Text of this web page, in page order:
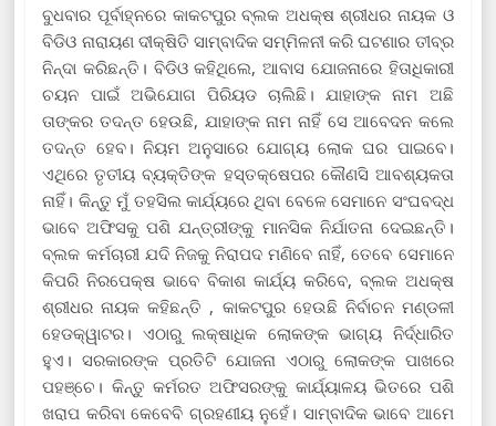
ବୁଧବାର ପୂର୍ବାହ୍ନରେ କାକଟପୁର ବ୍ଲକ ଅଧକ୍ଷ ଶ୍ରୀଧର ନାୟକ ଓ
ବିଡିଓ ନାରାୟଣ ଦୀକ୍ଷିତି ସାମ୍ବାଦିକ ସମ୍ମିଳନୀ କରି ଘଟଣାର ତୀବ୍ର
ନିନ୍ଦା କରିଛନ୍ତି। ବିଡିଓ କହିଥିଲେ, ଆବାସ ଯୋଜନାରେ ହିତାଧିକାରୀ
ଚୟନ ପାଇଁ ଅଭିଯୋଗ ପିରିୟଡ ଚାଲିଛି। ଯାହାଙ୍କ ନାମ ଅଛି
ତାଙ୍କର ତଦନ୍ତ ହେଉଛି, ଯାହାଙ୍କ ନାମ ନାହିଁ ସେ ଆବେଦନ କଲେ
ତଦନ୍ତ ହେବ। ନିୟମ ଅନୁସାରେ ଯୋଗ୍ୟ ଲୋକ ଘର ପାଇବେ।
ଏଥିରେ ତୃତୀୟ ବ୍ୟକ୍ତିଙ୍କ ହସ୍ତକ୍ଷେପର କୌଣସି ଆବଶ୍ୟକତା
ନାହିଁ। କିନ୍ତୁ ମୁଁ ତହସିଲ କାର୍ଯ୍ୟରେ ଥିବା ବେଳେ ସେମାନେ ସଂଘବଦ୍ଧ
ଭାବେ ଅଫିସକୁ ପଶି ଯନ୍ତ୍ରୀଙ୍କୁ ମାନସିକ ନିର୍ଯାତନା ଦେଇଛନ୍ତି।
ବ୍ଲକ କର୍ମଚାରୀ ଯଦି ନିଜକୁ ନିରାପଦ ମଣିବେ ନାହିଁ, ତେବେ ସେମାନେ
କିପରି ନିରପେକ୍ଷ ଭାବେ ବିକାଶ କାର୍ଯ୍ୟ କରିବେ, ବ୍ଲକ ଅଧକ୍ଷ
ଶ୍ରୀଧର ନାୟକ କହିଛନ୍ତି , କାକଟପୁର ହେଉଛି ନିର୍ବାଚନ ମଣ୍ଡଳୀ
ହେଡକ୍ୱାଟର। ଏଠାରୁ ଲକ୍ଷାଧିକ ଲୋକଙ୍କ ଭାଗ୍ୟ ନିର୍ଦ୍ଧାରିତ
ହୁଏ। ସରକାରଙ୍କ ପ୍ରତିଟି ଯୋଜନା ଏଠାରୁ ଲୋକଙ୍କ ପାଖରେ
ପହଞ୍ଚେ। କିନ୍ତୁ କର୍ମରତ ଅଫିସରଙ୍କୁ କାର୍ଯ୍ୟାଳୟ ଭିତରେ ପଶି
ଖରାପ କରିବା କେବେବି ଗ୍ରହଣୀୟ ନୁହେଁ। ସାମ୍ବାଦିକ ଭାବେ ଆମେ